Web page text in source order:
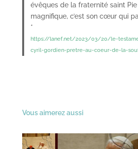
évêques de la fraternité saint
magnifique, c’est son cœur qui
*
https://lanef.net/2023/03/20/le-
cyril-gordien-pretre-au-coeur-de-la-
Vous aimerez aussi